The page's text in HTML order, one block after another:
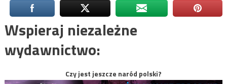
Wspieraj niezależne
wydawnictwo:
Czy jest jeszcze naród polski?